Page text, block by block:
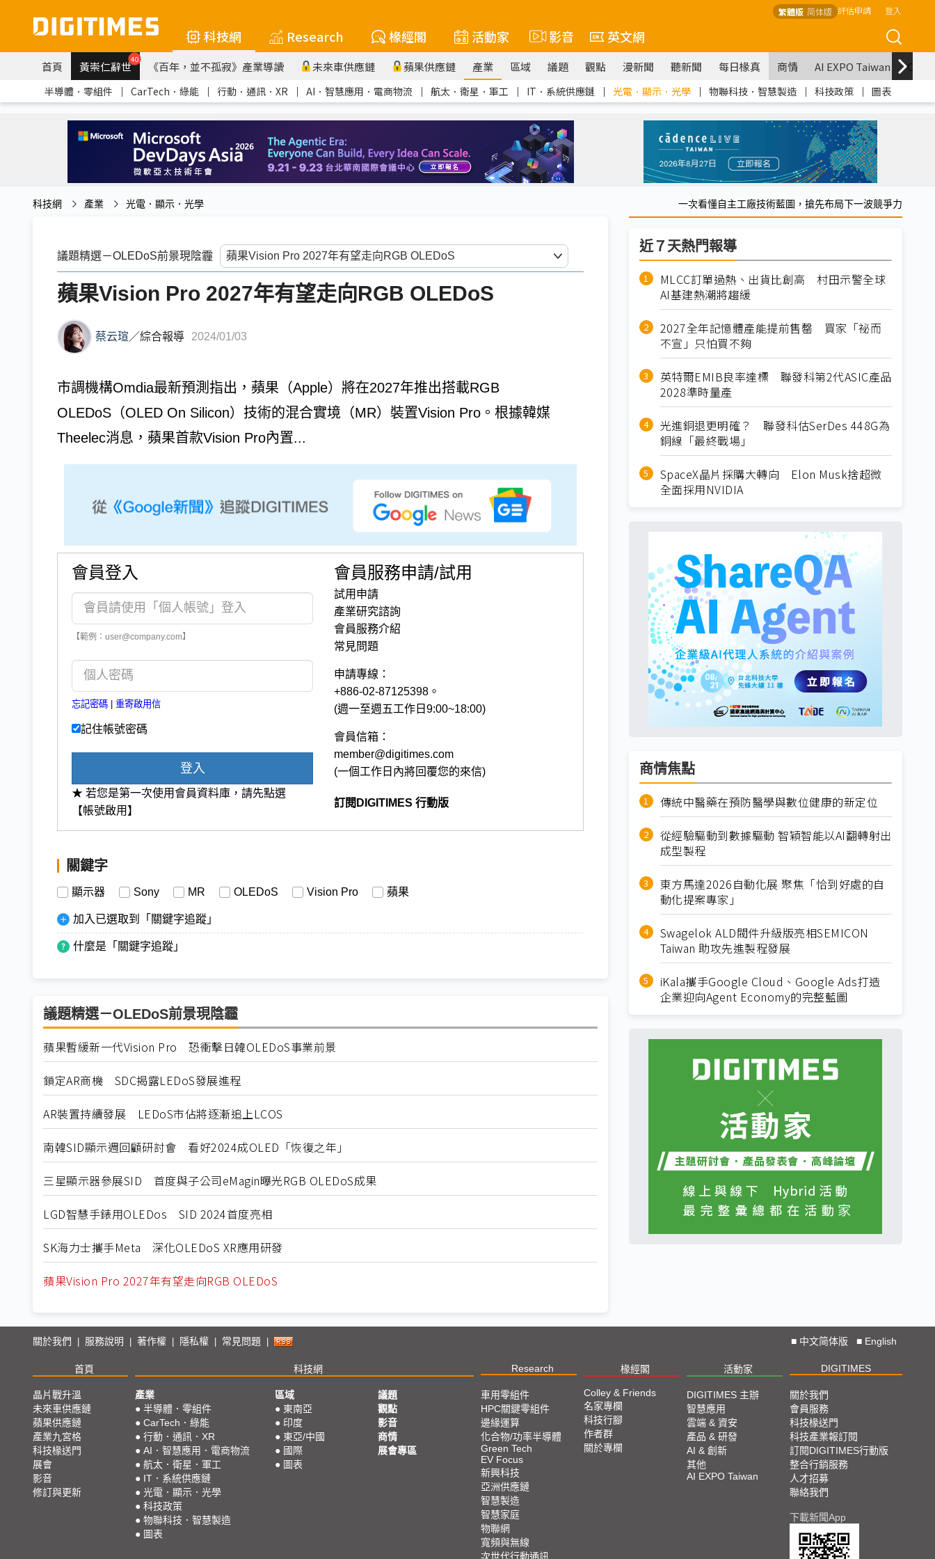
繁體版 简体版 評估申請 登入
科技網 Research 椽經閣 活動家 影音 英文網
首頁 黃崇仁辭世40 《百年，並不孤寂》產業導讀 未來車供應鏈 蘋果供應鏈 產業 區域 議題 觀點 漫新聞 聽新聞 每日椽真 商情 AI EXPO Taiwan
半導體．零組件 ｜ CarTech．綠能 ｜ 行動．通訊．XR ｜ AI．智慧應用．電商物流 ｜ 航太．衛星．軍工 ｜ IT．系統供應鏈 ｜ 光電．顯示．光學 ｜ 物聯科技．智慧製造 ｜ 科技政策 ｜ 圖表
科技網 產業 光電．顯示．光學 一次看懂自主工廠技術藍圖，搶先布局下一波競爭力
議題精選－OLEDoS前景現陰霾
蘋果Vision Pro 2027年有望走向RGB OLEDoS
蔡云瑄 ／綜合報導 2024/01/03
市調機構Omdia最新預測指出，蘋果（Apple）將在2027年推出搭載RGB
OLEDoS（OLED On Silicon）技術的混合實境（MR）裝置Vision Pro。根據韓媒
Theelec消息，蘋果首款Vision Pro內置...
會員登入
【範例：user@company.com】
忘記密碼 重寄啟用信
記住帳號密碼
登入
★ 若您是第一次使用會員資料庫，請先點選
【帳號啟用】
會員服務申請/試用
試用申請
產業研究諮詢
會員服務介紹
常見問題
申請專線：
+886-02-87125398。
(週一至週五工作日9:00~18:00)
會員信箱：
member@digitimes.com
(一個工作日內將回覆您的來信)
訂閱DIGITIMES 行動版
關鍵字
顯示器 Sony MR OLEDoS Vision Pro 蘋果
加入已選取到「關鍵字追蹤」
什麼是「關鍵字追蹤」
議題精選－OLEDoS前景現陰霾
蘋果暫緩新一代Vision Pro 恐衝擊日韓OLEDoS事業前景
鎖定AR商機 SDC揭露LEDoS發展進程
AR裝置持續發展 LEDoS市佔將逐漸追上LCOS
南韓SID顯示週回顧研討會 看好2024成OLED「恢復之年」
三星顯示器參展SID 首度與子公司eMagin曝光RGB OLEDoS成果
LGD智慧手錶用OLEDos SID 2024首度亮相
SK海力士攜手Meta 深化OLEDoS XR應用研發
蘋果Vision Pro 2027年有望走向RGB OLEDoS
近７天熱門報導
MLCC訂單過熱、出貨比創高 村田示警全球
AI基建熱潮將趨緩
2027全年記憶體產能提前售罄 買家「祕而
不宣」只怕買不夠
英特爾EMIB良率達標 聯發科第2代ASIC產品
2028準時量產
光進銅退更明確？ 聯發科估SerDes 448G為
銅線「最終戰場」
SpaceX晶片採購大轉向 Elon Musk捨超微
全面採用NVIDIA
商情焦點
傳統中醫藥在預防醫學與數位健康的新定位
從經驗驅動到數據驅動 智穎智能以AI翻轉射出
成型製程
東方馬達2026自動化展 聚焦「恰到好處的自
動化提案專家」
Swagelok ALD閥件升級版亮相SEMICON
Taiwan 助攻先進製程發展
iKala攜手Google Cloud、Google Ads打造
企業迎向Agent Economy的完整藍圖
關於我們 服務說明 著作權 隱私權 常見問題 ■ 中文简体版 ■ English
首頁 科技網 Research 椽經閣 活動家 DIGITIMES
晶片戰升溫
未來車供應鏈
蘋果供應鏈
產業九宮格
科技椽送門
展會
影音
修訂與更新
產業
● 半導體．零組件
● CarTech．綠能
● 行動．通訊．XR
● AI．智慧應用．電商物流
● 航太．衛星．軍工
● IT．系統供應鏈
● 光電．顯示．光學
● 科技政策
● 物聯科技．智慧製造
● 圖表
區域
● 東南亞
● 印度
● 東亞/中國
● 國際
● 圖表
議題
觀點
影音
商情
展會專區
車用零組件
HPC關鍵零組件
邊緣運算
化合物/功率半導體
Green Tech
EV Focus
新興科技
亞洲供應鏈
智慧製造
智慧家庭
物聯網
寬頻與無線
次世代行動通訊
Colley & Friends
名家專欄
科技行腳
作者群
關於專欄
DIGITIMES 主辦
智慧應用
雲端 & 資安
產品 & 研發
AI & 創新
其他
AI EXPO Taiwan
關於我們
會員服務
科技椽送門
科技產業報訂閱
訂閱DIGITIMES行動版
整合行銷服務
人才招募
聯絡我們
下載新聞App